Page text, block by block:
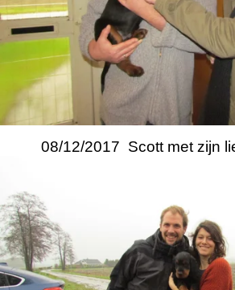
08/12/2017 Scott met zijn